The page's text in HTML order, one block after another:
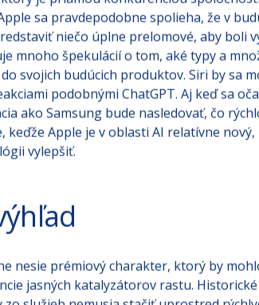
elektromobilu začal venovať umelej
je priamou konkurenciou
sa pravdepodobne spolieha, že v
niečo úplne prelomové, aby boli
mnoho špekulácií o tom, aké typy a
svojich budúcich produktov. Siri by sa
podobnými ChatGPT. Aj keď sa
ako Samsung bude nasledovať, čo
vylepšiť.